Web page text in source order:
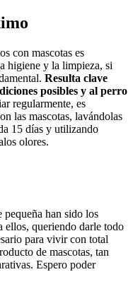
con mascotas es
higiene y la limpieza, si
Resulta clave
posibles y al perro
regularmente, es
las mascotas, lavándolas
15 días y utilizando
olores.
pequeña han sido los
ellos, queriendo darle todo
para vivir con total
de mascotas, tan
Espero poder